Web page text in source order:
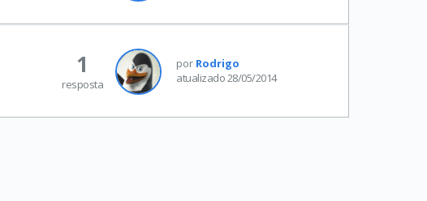
por Rodrigo
atualizado 28/05/2014
1
resposta